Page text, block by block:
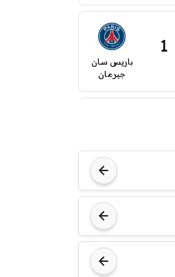
1
باريس سان
جيرمان
ريال مدريد
نوتنغهام
فورست